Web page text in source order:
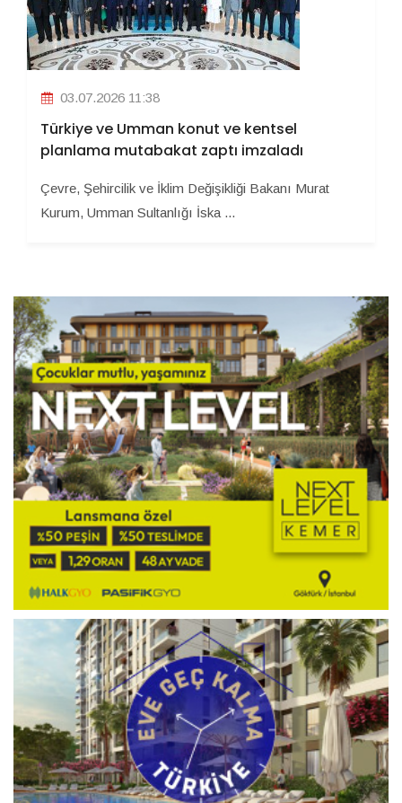
03.07.2026 11:38
Türkiye ve Umman konut ve kentsel
planlama mutabakat zaptı imzaladı
Çevre, Şehircilik ve İklim Değişikliği Bakanı Murat
Kurum, Umman Sultanlığı İska ...